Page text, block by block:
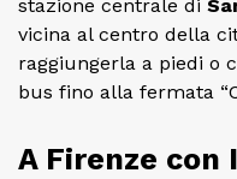
stazione centrale di
vicina al centro della
raggiungerla a piedi o
bus fino alla fermata
A Firenze con